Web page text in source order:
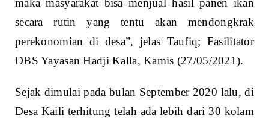
maka masyarakat bisa menjual hasil panen ikan
secara rutin yang tentu akan mendongkrak
perekonomian di desa”, jelas Taufiq; Fasilitator
DBS Yayasan Hadji Kalla, Kamis (27/05/2021).
Sejak dimulai pada bulan September 2020 lalu, di
Desa Kaili terhitung telah ada lebih dari 30 kolam